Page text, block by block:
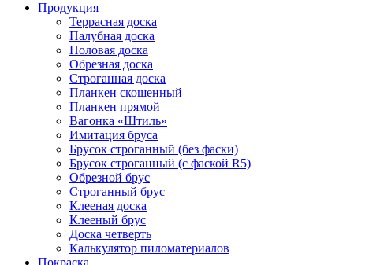
Продукция
Террасная доска
Палубная доска
Половая доска
Обрезная доска
Строганная доска
Планкен скошенный
Планкен прямой
Вагонка «Штиль»
Имитация бруса
Брусок строганный (без фаски)
Брусок строганный (с фаской R5)
Обрезной брус
Строганный брус
Клееная доска
Клееный брус
Доска четверть
Калькулятор пиломатериалов
Покраска